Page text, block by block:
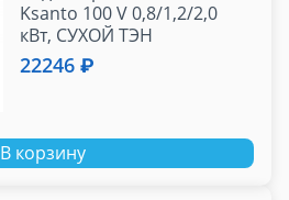
Ksanto 100 V 0,8/1,2/2,0
кВт, СУХОЙ ТЭН
22246 ₽
В корзину